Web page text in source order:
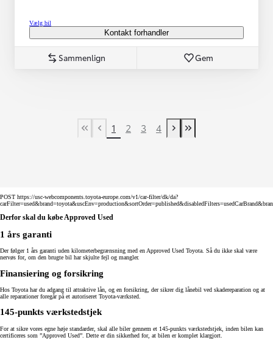
Vælg bil
Kontakt forhandler
Sammenlign Gem
First Page
Tidligere side
1 2 3 4
Næste side
Last Page
POST https://usc-webcomponents.toyota-europe.com/v1/car-filter/dk/da?
Derfor skal du købe Approved Used
1 års garanti
Der følger 1 års garanti uden kilometerbegrænsning med en Approved Used Toyota. Så du ikke skal være
nervøs for, om den brugte bil har skjulte fejl og mangler.
Finansiering og forsikring
Hos Toyota har du adgang til attraktive lån, og en forsikring, der sikrer dig lånebil ved skadereparation og at
alle reparationer foregår på et autoriseret Toyota-værksted.
145-punkts værkstedstjek
For at sikre vores egne høje standarder, skal alle biler gennem et 145-punkts værkstedstjek, inden bilen kan
certificeres som ”Approved Used”. Dette er din sikkerhed for, at bilen er komplet klargjort.